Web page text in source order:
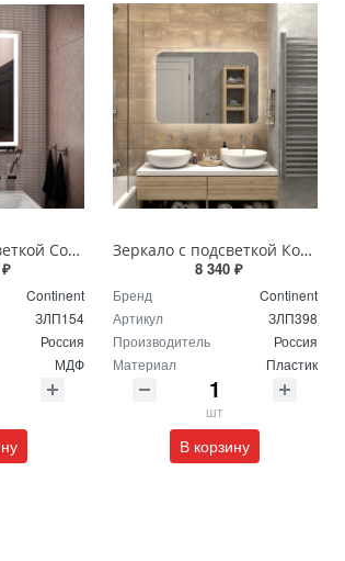
Зеркало с подсветкой Continent Пронто Люкс 60 х 80 см ЗЛП154
Continent
ЗЛП154
Россия
МДФ
Зеркало с подсветкой Континент Burzhe Led 100х70 с бесконтактным сенсором ЗЛП398
8 340 ₽
Бренд
Continent
Артикул
ЗЛП398
Производитель
Россия
Материал
Пластик
шт
В корзину